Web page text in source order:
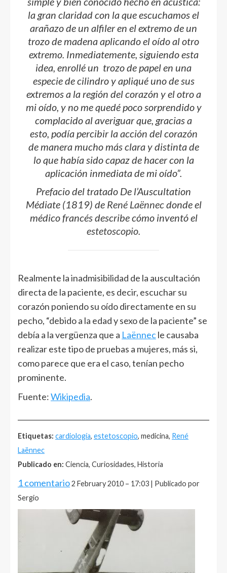
la gran claridad con la que escuchamos el
arañazo de un alfiler en el extremo de un
trozo de madena aplicando el oído al otro
extremo. Inmediatemente, siguiendo esta
idea, enrollé un trozo de papel en una
especie de cilindro y apliqué uno de sus
extremos a la región del corazón y el otro a
mi oído, y no me quedé poco sorprendido y
complacido al averiguar que, gracias a
esto, podía percibir la acción del corazón
de manera mucho más clara y distinta de
lo que había sido capaz de hacer con la
aplicación inmediata de mi oído”.
Prefacio del tratado De l’Auscultation
Médiate(1819) de René Laënnecdonde el
médico francés describe cómo inventó el
estetoscopio
Realmente la inadmisibilidad de la auscultación
directa de la paciente, es decir, escuchar su
corazón poniendo su oído directamente en su
pecho, “debido a la edad y sexo de la paciente” se
debía a la vergüenza que a Laënnecle causaba
realizar este tipo de pruebas a mujeres, más si,
como parece que era el caso, tenían pecho
prominente.
Fuente:Wikipedia.
Etiquetas: cardiología, estetoscopio, medicina, René
Laënnec
Publicado en: Ciencia, Curiosidades, Historia
1 comentario2 February 2010 – 17:03 | Publicado por
Sergio